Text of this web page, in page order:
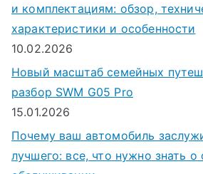
и комплектациям: обзор,
характеристики и особенности
10.02.2026
Новый масштаб семейных
разбор SWM G05 Pro
15.01.2026
Почему ваш автомобиль
лучшего: все, что нужно знать о